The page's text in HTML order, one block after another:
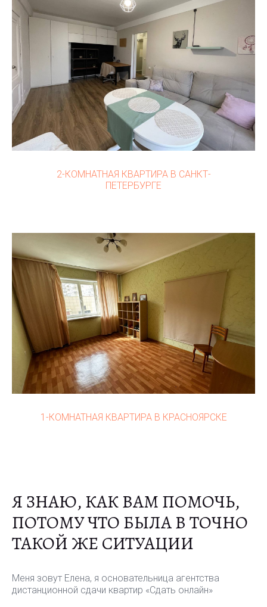
2-КОМНАТНАЯ КВАРТИРА В САНКТ-
ПЕТЕРБУРГЕ
1-КОМНАТНАЯ КВАРТИРА В КРАСНОЯРСКЕ
Я ЗНАЮ, КАК ВАМ ПОМОЧЬ,
ПОТОМУ ЧТО БЫЛА В ТОЧНО
ТАКОЙ ЖЕ СИТУАЦИИ
Меня зовут Елена, я основательница агентства
дистанционной сдачи квартир «Сдать онлайн»